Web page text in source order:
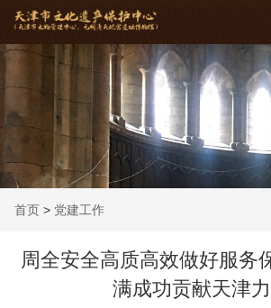
首页 > 党建工作
周全安全高质高效做好服务
满成功贡献天津